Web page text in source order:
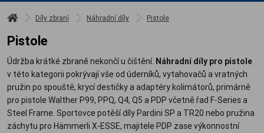
Díly zbraní Náhradní díly Pistole
Pistole
Údržba krátké zbraně nekončí u čištění. Náhradní díly pro pistole
v této kategorii pokrývají vše od úderníků, vytahovačů a vratných
pružin po spouště, krycí destičky a adaptéry kolimátorů, primárně
pro pistole Walther P99, PPQ, Q4, Q5 a PDP včetně řad F-Series a
Steel Frame. Sportovce potěší díly Pardini SP a TR20 nebo pružina
záchytu pro Hämmerli X-ESSE, majitele PDP zase výkonnostní